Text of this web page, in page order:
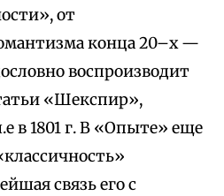
от
конца 20–х —
воспроизводит
«Шекспир»,
в 1801 г. В «Опыте» еще
связь его с